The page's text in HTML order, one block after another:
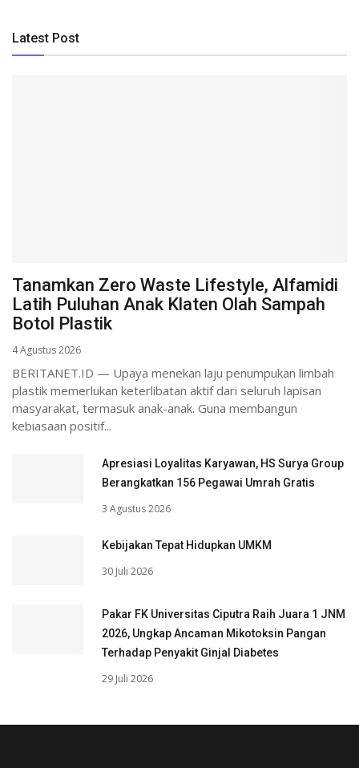
Latest Post
Tanamkan Zero Waste Lifestyle, Alfamidi
Latih Puluhan Anak Klaten Olah Sampah
Botol Plastik
4 Agustus 2026
BERITANET.ID — Upaya menekan laju penumpukan limbah
plastik memerlukan keterlibatan aktif dari seluruh lapisan
masyarakat, termasuk anak-anak. Guna membangun
kebiasaan positif...
Apresiasi Loyalitas Karyawan, HS Surya Group
Berangkatkan 156 Pegawai Umrah Gratis
3 Agustus 2026
Kebijakan Tepat Hidupkan UMKM
30 Juli 2026
Pakar FK Universitas Ciputra Raih Juara 1 JNM
2026, Ungkap Ancaman Mikotoksin Pangan
Terhadap Penyakit Ginjal Diabetes
29 Juli 2026